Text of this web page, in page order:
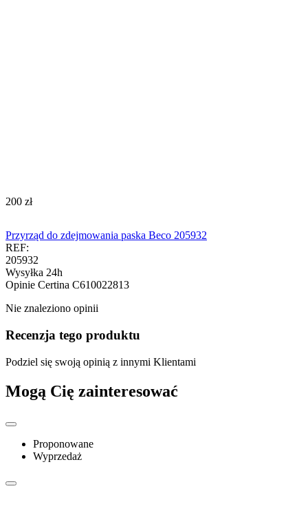
‍200‍ zł
Przyrząd do zdejmowania paska Beco 205932
REF:
205932
Wysyłka 24h
Opinie Certina C610022813
Nie znaleziono opinii
Recenzja tego produktu
Podziel się swoją opinią z innymi Klientami
Mogą Cię zainteresować
Proponowane
Wyprzedaż